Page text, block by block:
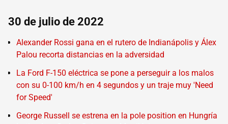
30 de julio de 2022
Alexander Rossi gana en el rutero de Indianápolis y Álex
Palou recorta distancias en la adversidad
La Ford F-150 eléctrica se pone a perseguir a los malos
con su 0-100 km/h en 4 segundos y un traje muy 'Need
for Speed'
George Russell se estrena en la pole position en Hungría